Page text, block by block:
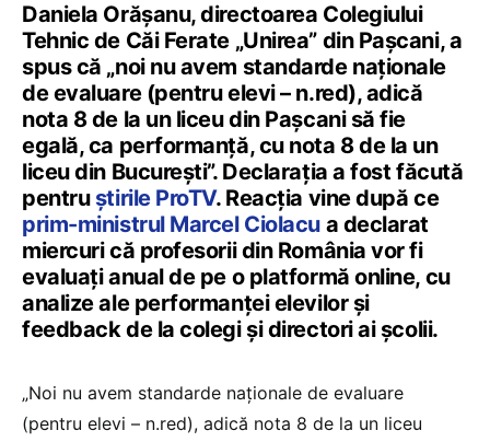
Daniela Orășanu, directoarea Colegiului
Tehnic de Căi Ferate „Unirea” din Pașcani, a
spus că „noi nu avem standarde naționale
de evaluare (pentru elevi – n.red), adică
nota 8 de la un liceu din Pașcani să fie
egală, ca performanță, cu nota 8 de la un
liceu din București”. Declarația a fost făcută
pentru știrile ProTV. Reacția vine după ce
prim-ministrul Marcel Ciolacua declarat
miercuri că profesorii din România vor fi
evaluaţi anual de pe o platformă online, cu
analize ale performanţei elevilor şi
feedback de la colegi şi directori ai şcolii.
„Noi nu avem standarde naționale de evaluare
(pentru elevi – n.red), adică nota 8 de la un liceu